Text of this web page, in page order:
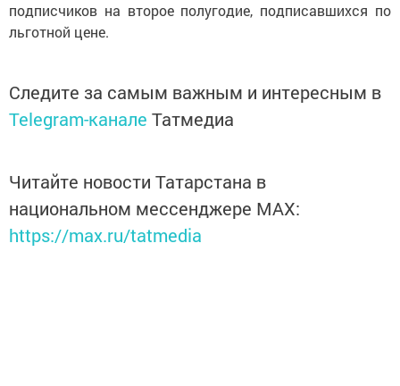
подписчиков на второе полугодие, подписавшихся по
льготной цене.
Следите за самым важным и интересным в
Telegram-канале Татмедиа
Читайте новости Татарстана в
национальном мессенджере MАХ:
https://max.ru/tatmedia